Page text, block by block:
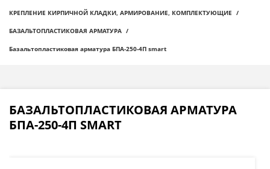
КРЕПЛЕНИЕ КИРПИЧНОЙ КЛАДКИ, АРМИРОВАНИЕ, КОМПЛЕКТУЮЩИЕ
БАЗАЛЬТОПЛАСТИКОВАЯ АРМАТУРА
Базальтопластиковая арматура БПА-250-4П smart
БАЗАЛЬТОПЛАСТИКОВАЯ АРМАТУРА
БПА-250-4П SMART